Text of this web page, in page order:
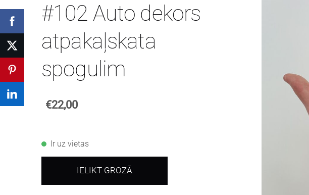
#102 Auto dekors
atpakaļskata
spogulim
€22,00
Ir uz vietas
IELIKT GROZĀ